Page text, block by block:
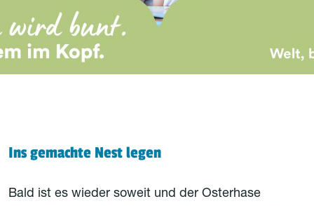
Ins gemachte Nest legen
Bald ist es wieder soweit und der Osterhase